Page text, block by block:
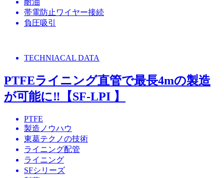
耐油
帯電防止ワイヤー接続
負圧吸引
TECHNIACAL DATA
PTFEライニング直管で最長4mの製造
が可能に‼【SF-LPI 】
PTFE
製造ノウハウ
東葛テクノの技術
ライニング配管
ライニング
SFシリーズ